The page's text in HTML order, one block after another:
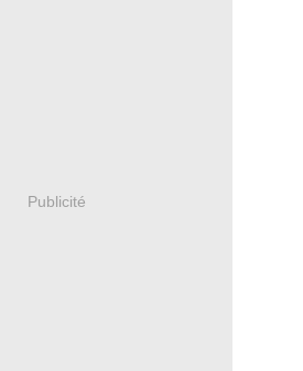
Publicité